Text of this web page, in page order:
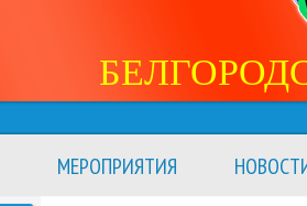
МЕРОПРИЯТИЯ